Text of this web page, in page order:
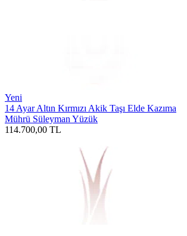
Yeni
14 Ayar Altın Kırmızı Akik Taşı Elde Kazıma
Mührü Süleyman Yüzük
114.700,00 TL